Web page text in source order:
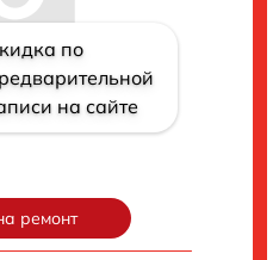
по
на сайте
ремонт